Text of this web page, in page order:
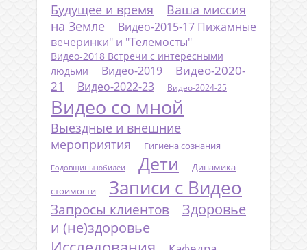
Будущее и время
Ваша миссия
на Земле
Видео-2015-17 Пижамные
вечеринки" и "Телемосты"
Видео-2018 Встречи с интересными
людьми
Видео-2019
Видео-2020-
21
Видео-2022-23 Видео-2024-25
Видео со мной
Выездные и внешние
мероприятия
Гигиена сознания
Годовщины юбилеи Дети
Динамика
стоимости
Записи с Видео
Запросы клиентов
Здоровье
и (не)здоровье